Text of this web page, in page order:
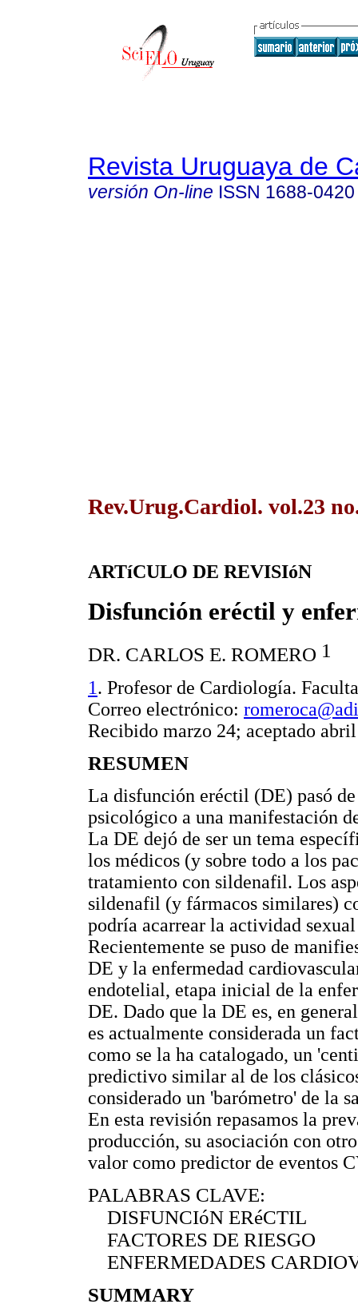
Revista Uruguaya de
versión On-line ISSN 1688-0420
Rev.Urug.Cardiol. vol.23
ARTíCULO DE REVISIóN
Disfunción eréctil y
DR. CARLOS E. ROMERO 1
1. Profesor de Cardiología.
Correo electrónico:
Recibido marzo 24; aceptado
RESUMEN
La disfunción eréctil (DE) pasó
psicológico a una manifestación
La DE dejó de ser un tema
los médicos (y sobre todo a los
tratamiento con sildenafil. Los
sildenafil (y fármacos similares)
podría acarrear la actividad
Recientemente se puso de
DE y la enfermedad
endotelial, etapa inicial de la
DE. Dado que la DE es, en
es actualmente considerada un
como se la ha catalogado, un
predictivo similar al de los
considerado un 'barómetro' de la
En esta revisión repasamos la
producción, su asociación con
valor como predictor de eventos
PALABRAS CLAVE:
DISFUNCIóN ERéCTIL
FACTORES DE RIESGO
ENFERMEDADES
SUMMARY